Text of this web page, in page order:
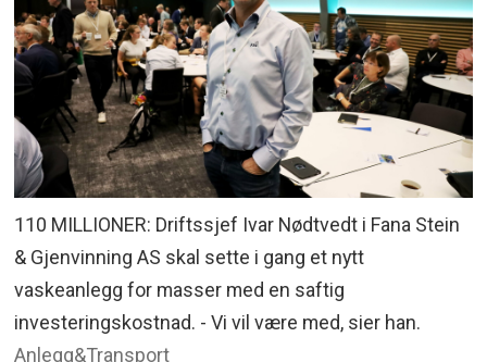
110 MILLIONER: Driftssjef Ivar Nødtvedt i Fana Stein
& Gjenvinning AS skal sette i gang et nytt
vaskeanlegg for masser med en saftig
investeringskostnad. - Vi vil være med, sier han.
Anlegg&Transport